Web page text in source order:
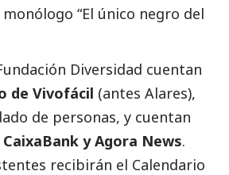
“El único negro del
Diversidad cuentan
de Vivofácil (antes Alares),
de personas, y cuentan
CaixaBank y Agora News.
recibirán el Calendario